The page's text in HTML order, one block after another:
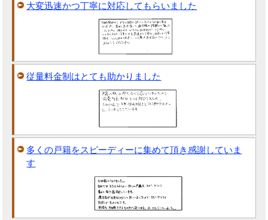
大変迅速かつ丁寧に対応してもらいました
従量料金制はとても助かりました
多くの戸籍をスピーディーに集めて頂き感謝していま
す